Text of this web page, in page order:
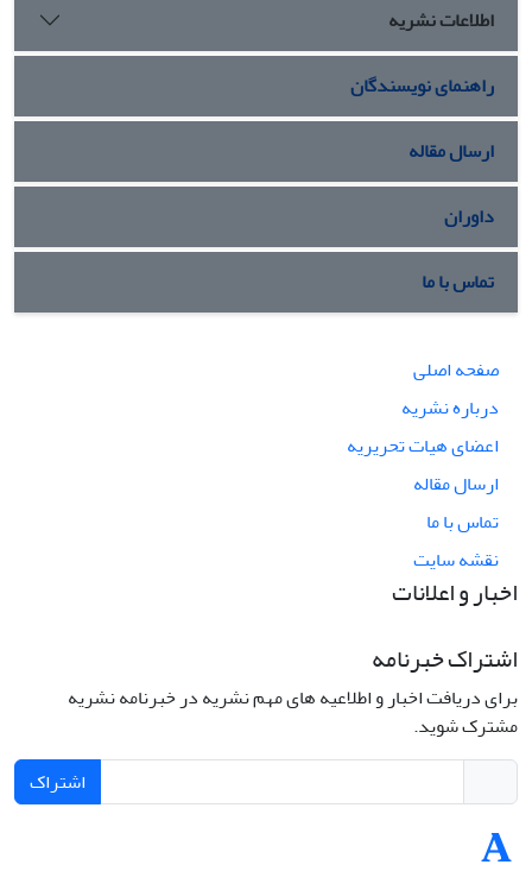
اطلاعات نشریه
راهنمای نویسندگان
ارسال مقاله
داوران
تماس با ما
صفحه اصلی
درباره نشریه
اعضای هیات تحریریه
ارسال مقاله
تماس با ما
نقشه سایت
اخبار و اعلانات
اشتراک خبرنامه
برای دریافت اخبار و اطلاعیه های مهم نشریه در خبرنامه نشریه
مشترک شوید.
اشتراک